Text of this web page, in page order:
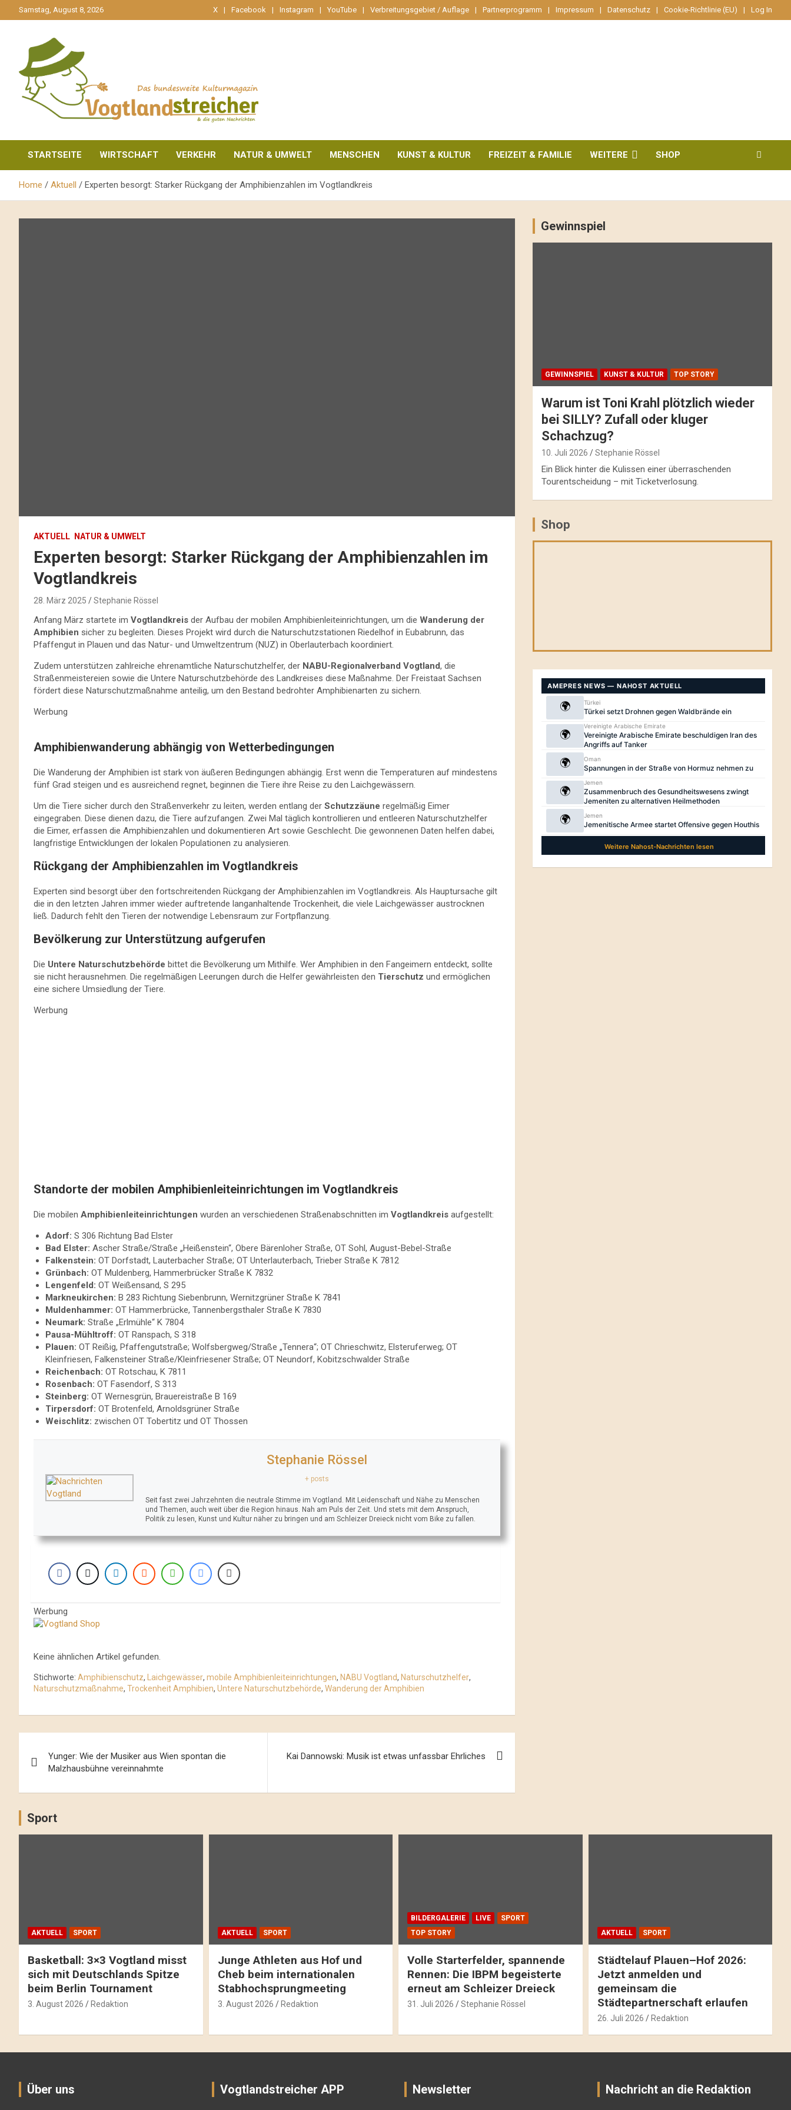
zum
Samstag, August 8, 2026 X Facebook Instagram YouTube Verbreitungsgebiet / Auflage Partnerprogramm Impressum Datenschutz Cookie-Richtlinie (EU) Log In
Vogtlandstreicher
STARTSEITE WIRTSCHAFT VERKEHR NATUR & UMWELT MENSCHEN KUNST & KULTUR FREIZEIT & FAMILIE WEITERE SHOP
Home Aktuell Experten besorgt: Starker Rückgang der Amphibienzahlen im Vogtlandkreis
AKTUELL NATUR & UMWELT
Experten besorgt: Starker Rückgang der Amphibienzahlen im
Vogtlandkreis
28. März 2025 Stephanie Rössel
Anfang März startete im Vogtlandkreis der Aufbau der mobilen Amphibienleiteinrichtungen, um die Wanderung der
Amphibien sicher zu begleiten. Dieses Projekt wird durch die Naturschutzstationen Riedelhof in Eubabrunn, das
Pfaffengut in Plauen und das Natur- und Umweltzentrum (NUZ) in Oberlauterbach koordiniert.
Zudem unterstützen zahlreiche ehrenamtliche Naturschutzhelfer, der NABU-Regionalverband Vogtland, die
Straßenmeistereien sowie die Untere Naturschutzbehörde des Landkreises diese Maßnahme. Der Freistaat Sachsen
fördert diese Naturschutzmaßnahme anteilig, um den Bestand bedrohter Amphibienarten zu sichern.
Werbung
Amphibienwanderung abhängig von Wetterbedingungen
Die Wanderung der Amphibien ist stark von äußeren Bedingungen abhängig. Erst wenn die Temperaturen auf mindestens
fünf Grad steigen und es ausreichend regnet, beginnen die Tiere ihre Reise zu den Laichgewässern.
Um die Tiere sicher durch den Straßenverkehr zu leiten, werden entlang der Schutzzäune regelmäßig Eimer
eingegraben. Diese dienen dazu, die Tiere aufzufangen. Zwei Mal täglich kontrollieren und entleeren Naturschutzhelfer
die Eimer, erfassen die Amphibienzahlen und dokumentieren Art sowie Geschlecht. Die gewonnenen Daten helfen dabei,
langfristige Entwicklungen der lokalen Populationen zu analysieren.
Rückgang der Amphibienzahlen im Vogtlandkreis
Experten sind besorgt über den fortschreitenden Rückgang der Amphibienzahlen im Vogtlandkreis. Als Hauptursache gilt
die in den letzten Jahren immer wieder auftretende langanhaltende Trockenheit, die viele Laichgewässer austrocknen
ließ. Dadurch fehlt den Tieren der notwendige Lebensraum zur Fortpflanzung.
Bevölkerung zur Unterstützung aufgerufen
Die Untere Naturschutzbehörde bittet die Bevölkerung um Mithilfe. Wer Amphibien in den Fangeimern entdeckt, sollte
sie nicht herausnehmen. Die regelmäßigen Leerungen durch die Helfer gewährleisten den Tierschutz und ermöglichen
eine sichere Umsiedlung der Tiere.
Werbung
Standorte der mobilen Amphibienleiteinrichtungen im Vogtlandkreis
Die mobilen Amphibienleiteinrichtungen wurden an verschiedenen Straßenabschnitten im Vogtlandkreis aufgestellt:
Adorf: S 306 Richtung Bad Elster
Bad Elster: Ascher Straße/Straße „Heißenstein“, Obere Bärenloher Straße, OT Sohl, August-Bebel-Straße
Falkenstein: OT Dorfstadt, Lauterbacher Straße; OT Unterlauterbach, Trieber Straße K 7812
Grünbach: OT Muldenberg, Hammerbrücker Straße K 7832
Lengenfeld: OT Weißensand, S 295
Markneukirchen: B 283 Richtung Siebenbrunn, Wernitzgrüner Straße K 7841
Muldenhammer: OT Hammerbrücke, Tannenbergsthaler Straße K 7830
Neumark: Straße „Erlmühle“ K 7804
Pausa-Mühltroff: OT Ranspach, S 318
Plauen: OT Reißig, Pfaffengutstraße; Wolfsbergweg/Straße „Tennera“; OT Chrieschwitz, Elsteruferweg; OT
Kleinfriesen, Falkensteiner Straße/Kleinfriesener Straße; OT Neundorf, Kobitzschwalder Straße
Reichenbach: OT Rotschau, K 7811
Rosenbach: OT Fasendorf, S 313
Steinberg: OT Wernesgrün, Brauereistraße B 169
Tirpersdorf: OT Brotenfeld, Arnoldsgrüner Straße
Weischlitz: zwischen OT Tobertitz und OT Thossen
Stephanie Rössel
+ posts
Seit fast zwei Jahrzehnten die neutrale Stimme im Vogtland. Mit Leidenschaft und Nähe zu Menschen
und Themen, auch weit über die Region hinaus. Nah am Puls der Zeit. Und stets mit dem Anspruch,
Politik zu lesen, Kunst und Kultur näher zu bringen und am Schleizer Dreieck nicht vom Bike zu fallen.
Werbung
Keine ähnlichen Artikel gefunden.
Stichworte: Amphibienschutz, Laichgewässer, mobile Amphibienleiteinrichtungen, NABU Vogtland, Naturschutzhelfer,
Naturschutzmaßnahme, Trockenheit Amphibien, Untere Naturschutzbehörde, Wanderung der Amphibien
Navigation
Yunger: Wie der Musiker aus Wien spontan die
Malzhausbühne vereinnahmte
Kai Dannowski: Musik ist etwas unfassbar Ehrliches
Gewinnspiel
GEWINNSPIEL KUNST & KULTUR TOP STORY
Warum ist Toni Krahl plötzlich wieder
bei SILLY? Zufall oder kluger
Schachzug?
10. Juli 2026 Stephanie Rössel
Ein Blick hinter die Kulissen einer überraschenden
Tourentscheidung – mit Ticketverlosung.
Shop
Sport
AKTUELL SPORT
Basketball: 3×3 Vogtland misst
sich mit Deutschlands Spitze
beim Berlin Tournament
3. August 2026 Redaktion
AKTUELL SPORT
Junge Athleten aus Hof und
Cheb beim internationalen
Stabhochsprungmeeting
3. August 2026 Redaktion
BILDERGALERIE LIVE
SPORT
TOP STORY
Volle Starterfelder, spannende
Rennen: Die IBPM begeisterte
erneut am Schleizer Dreieck
31. Juli 2026 Stephanie Rössel
AKTUELL SPORT
Städtelauf Plauen–Hof 2026:
Jetzt anmelden und
gemeinsam die
Städtepartnerschaft erlaufen
26. Juli 2026 Redaktion
Über uns Vogtlandstreicher APP Newsletter Nachricht an die Redaktion